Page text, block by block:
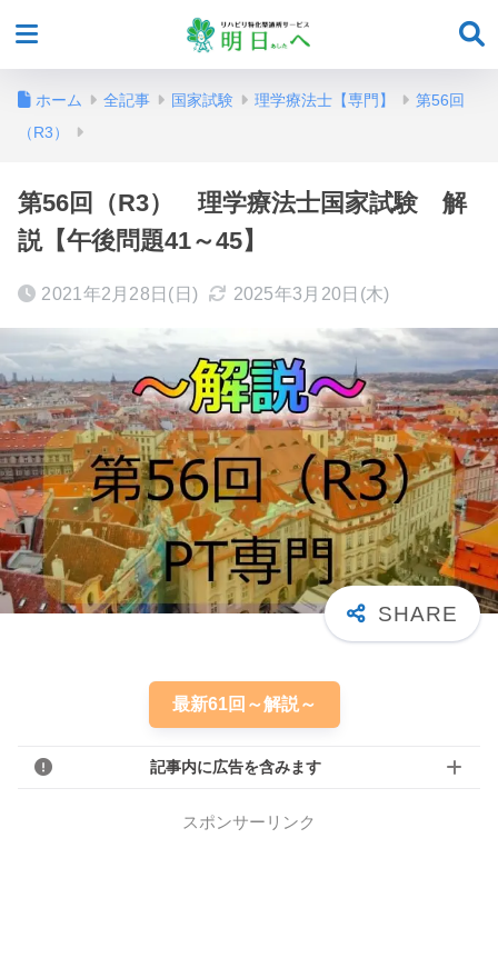
ホーム 全記事 国家試験 理学療法士【専門】
第56回
（R3）
第56回（R3） 理学療法士国家試験 解
説【午後問題41～45】
2021年2月28日(日) 2025年3月20日(木)
最新61回～解説～
記事内に広告を含みます
スポンサーリンク